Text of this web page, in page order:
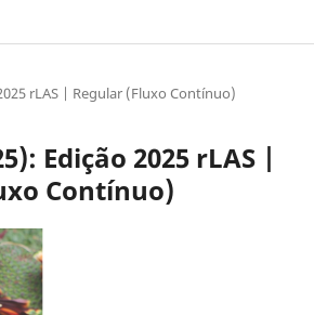
rLAS | Regular (Fluxo Contínuo)
Edição 2025 rLAS |
Contínuo)